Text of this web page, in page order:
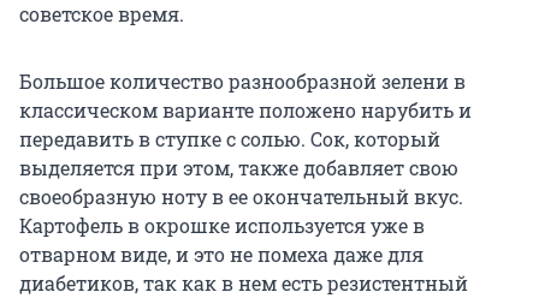
советское время.
Большое количество разнообразной зелени в
классическом варианте положено нарубить и
передавить в ступке с солью. Сок, который
выделяется при этом, также добавляет свою
своеобразную ноту в ее окончательный вкус.
Картофель в окрошке используется уже в
отварном виде, и это не помеха даже для
диабетиков, так как в нем есть резистентный